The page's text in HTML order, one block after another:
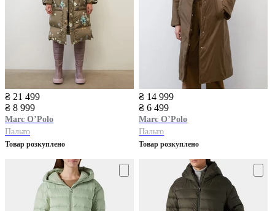
₴ 21 499
₴ 8 999
Marc O’Polo
Пальто
Товар розкуплено
₴ 14 999
₴ 6 499
Marc O’Polo
Пальто
Товар розкуплено